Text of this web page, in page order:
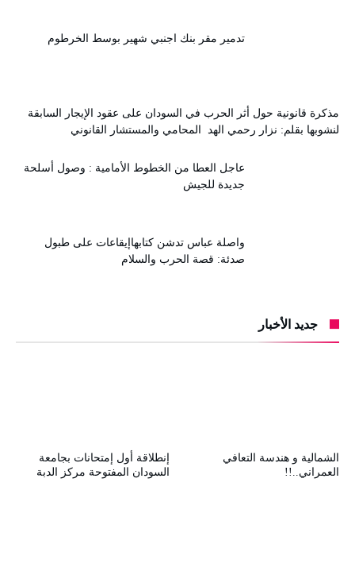
تدمير مقر بنك اجنبي شهير بوسط الخرطوم
مذكرة قانونية حول أثر الحرب في السودان على عقود الإيجار السابقة
لنشوبها بقلم: نزار رحمي الهد المحامي والمستشار القانوني
عاجل العطا من الخطوط الأمامية : وصول أسلحة
جديدة للجيش
واصلة عباس تدشن كتابهاإيقاعات على طبول
صدئة: قصة الحرب والسلام
جديد الأخبار
إنطلاقة أول إمتحانات بجامعة
السودان المفتوحة مركز الدبة
الشمالية و هندسة التعافي
العمراني..!!